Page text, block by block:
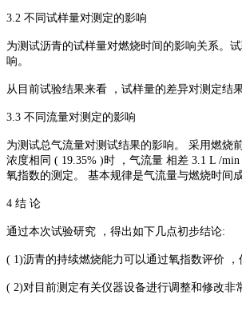
3.2 不同试样量对测定的影响
为测试沥青的试样量对燃烧时间的影响关系。
响。
从目前试验结果来看 ，试样量的差异对测定结
3.3 不同流量对测定的影响
为测试总气流量对测试结果的影响。 采用燃烧
浓度相同 ( 19.35% )时 ，气流量 相差 3.1 L /
氧指数的测定。 基本规律是气流量与燃烧时间
4 结 论
通过本次试验研究 ，得出如下几点初步结论:
( 1)沥青的持续燃烧能力可以通过氧指数评价
( 2)对目前测定有关仪器设备进行调整和修改非